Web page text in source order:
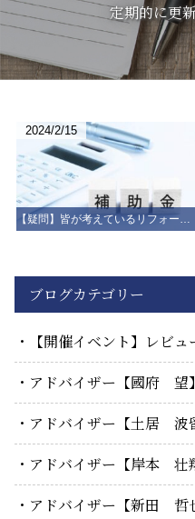
定期的に更
ブログカテゴリー
【開催イベント】レビュ
アドバイザー【國府 望】
アドバイザー【土居 波
アドバイザー【岸本 壮
アドバイザー【新田 哲
2024/2/15
【疑問】皆が考えているリフォームのイメージ